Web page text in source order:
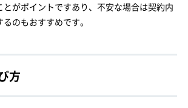
とがポイントですあり、不安な場合は契約内
のもおすすめです。
方